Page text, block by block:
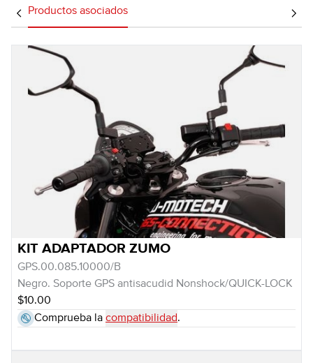
Productos asociados
KIT ADAPTADOR ZUMO
GPS.00.085.10000/B
Negro. Soporte GPS antisacudid Nonshock/QUICK-LOCK
$10.00
Comprueba la compatibilidad.